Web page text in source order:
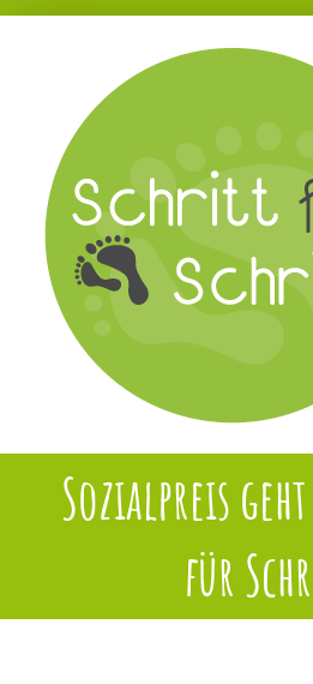
Sozialpreis
für